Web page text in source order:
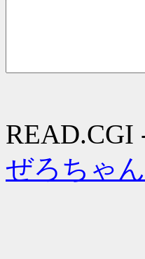
READ.CGI
ぜろちゃ